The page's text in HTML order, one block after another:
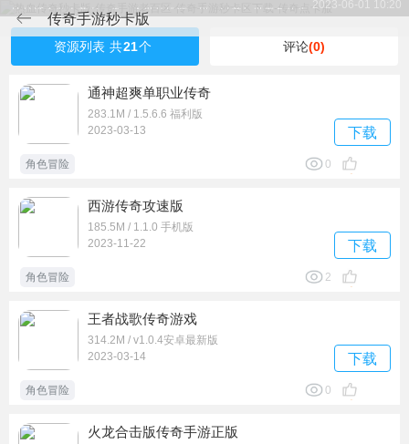
传奇手游秒卡版
比较适合散人养老，像一个世外桃源一样，过着与世无争的生
活。打打宝练练级，简简单单的游戏，少了很多老百区那种来
至于游戏本身之外的纷扰。秒卡一区由于点卡较贵，挂机的人
比较少，手动的人比较多，所有号也比较贵，各个地图的怪非
常多，应该是老百区的五倍以上。秒卡一区非常适合散人，没
有赤月，赤月大怪是刷在丛林迷宫的，所以散人是可以抢到
的，就看运气了，祖玛和牛7和封魔等地图也没有人包场。所以
在这个区玩道士的很多，因为道士可以一个人去任何地图打
2023-06-01 10:20
资源列表 共21个 评论(0)
通神超爽单职业传奇
283.1M / 1.5.6.6 福利版
2023-03-13
下载
角色冒险 0
西游传奇攻速版
185.5M / 1.1.0 手机版
2023-11-22
下载
角色冒险 2
王者战歌传奇游戏
314.2M / v1.0.4安卓最新版
2023-03-14
下载
角色冒险 0
火龙合击版传奇手游正版